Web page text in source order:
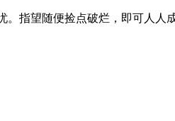
指望随便捡点破烂，即可人人